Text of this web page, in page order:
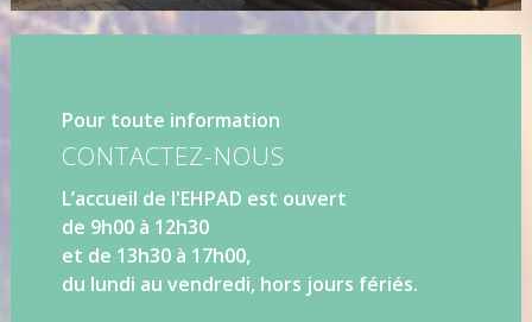
Pour toute information
CONTACTEZ-NOUS
L’accueil de l'EHPAD est ouvert
de 9h00 à 12h30
et de 13h30 à 17h00,
du lundi au vendredi, hors jours fériés.